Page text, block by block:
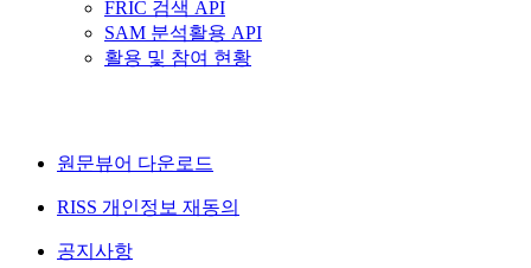
FRIC 검색 API
SAM 분석활용 API
활용 및 참여 현황
원문뷰어 다운로드
RISS 개인정보 재동의
공지사항